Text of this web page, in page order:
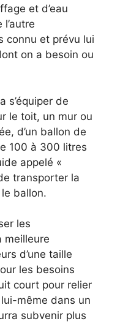
et d’eau
connu et prévu lui
on a besoin ou
s’équiper de
le toit, un mur ou
d’un ballon de
100 à 300 litres
appelé «
transporter la
ballon.
les
meilleure
d’une taille
les besoins
court pour relier
même dans un
subvenir plus